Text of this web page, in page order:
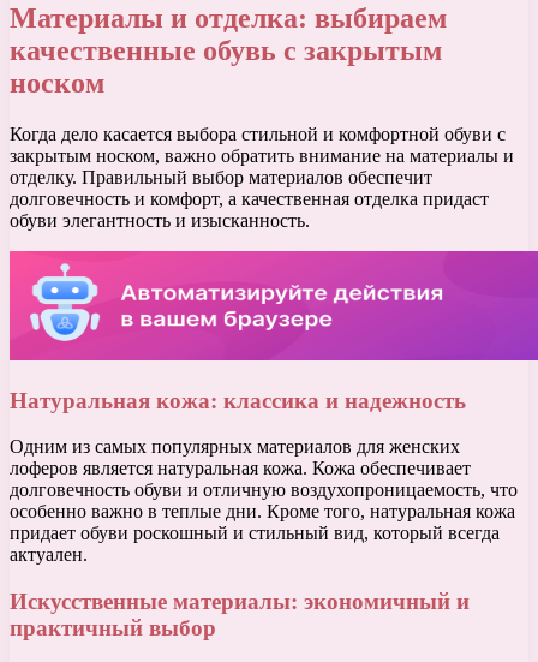
Материалы и отделка: выбираем
качественные обувь с закрытым
носком
Когда дело касается выбора стильной и комфортной обуви с
закрытым носком, важно обратить внимание на материалы и
отделку. Правильный выбор материалов обеспечит
долговечность и комфорт, а качественная отделка придаст
обуви элегантность и изысканность.
Натуральная кожа: классика и надежность
Одним из самых популярных материалов для женских
лоферов является натуральная кожа. Кожа обеспечивает
долговечность обуви и отличную воздухопроницаемость, что
особенно важно в теплые дни. Кроме того, натуральная кожа
придает обуви роскошный и стильный вид, который всегда
актуален.
Искусственные материалы: экономичный и
практичный выбор